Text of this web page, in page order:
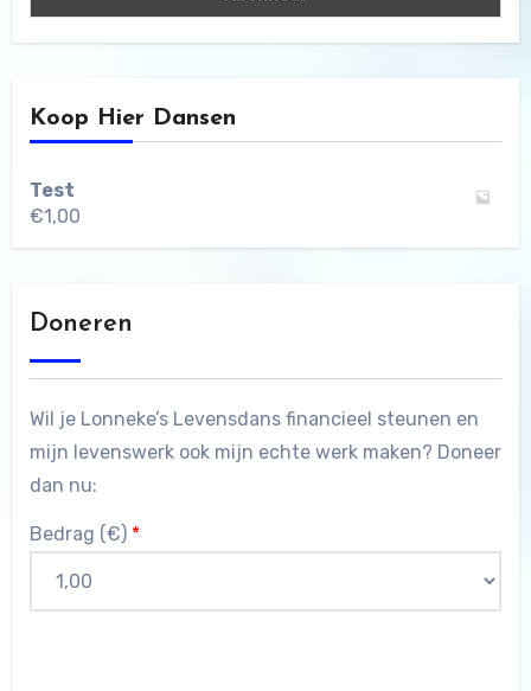
Koop Hier Dansen
Test
€1,00
Doneren
Wil je Lonneke’s Levensdans financieel steunen en
mijn levenswerk ook mijn echte werk maken? Doneer
dan nu:
Bedrag (€) *